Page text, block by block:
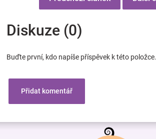
Diskuze (0)
Buďte první, kdo napíše příspěvek k této položce.
Přidat komentář
Z